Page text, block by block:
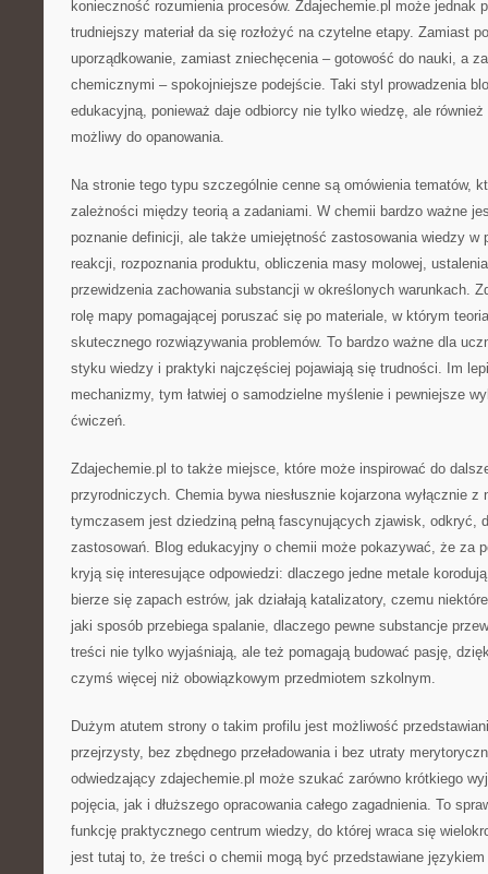
konieczność rozumienia procesów. Zdajechemie.pl może jednak
trudniejszy materiał da się rozłożyć na czytelne etapy. Zamiast
uporządkowanie, zamiast zniechęcenia – gotowość do nauki, a
chemicznymi – spokojniejsze podejście. Taki styl prowadzenia
edukacyjną, ponieważ daje odbiorcy nie tylko wiedzę, ale
możliwy do opanowania.
Na stronie tego typu szczególnie cenne są omówienia tematów,
zależności między teorią a zadaniami. W chemii bardzo ważne
poznanie definicji, ale także umiejętność zastosowania wiedzy w
reakcji, rozpoznania produktu, obliczenia masy molowej,
przewidzenia zachowania substancji w określonych warunkach.
rolę mapy pomagającej poruszać się po materiale, w którym
skutecznego rozwiązywania problemów. To bardzo ważne dla
styku wiedzy i praktyki najczęściej pojawiają się trudności. Im
mechanizmy, tym łatwiej o samodzielne myślenie i pewniejsze
ćwiczeń.
Zdajechemie.pl to także miejsce, które może inspirować do
przyrodniczych. Chemia bywa niesłusznie kojarzona wyłącznie z
tymczasem jest dziedziną pełną fascynujących zjawisk, odkryć,
zastosowań. Blog edukacyjny o chemii może pokazywać, że za
kryją się interesujące odpowiedzi: dlaczego jedne metale
bierze się zapach estrów, jak działają katalizatory, czemu
jaki sposób przebiega spalanie, dlaczego pewne substancje
treści nie tylko wyjaśniają, ale też pomagają budować pasję,
czymś więcej niż obowiązkowym przedmiotem szkolnym.
Dużym atutem strony o takim profilu jest możliwość
przejrzysty, bez zbędnego przeładowania i bez utraty
odwiedzający zdajechemie.pl może szukać zarówno krótkiego
pojęcia, jak i dłuższego opracowania całego zagadnienia. To
funkcję praktycznego centrum wiedzy, do której wraca się
jest tutaj to, że treści o chemii mogą być przedstawiane językiem